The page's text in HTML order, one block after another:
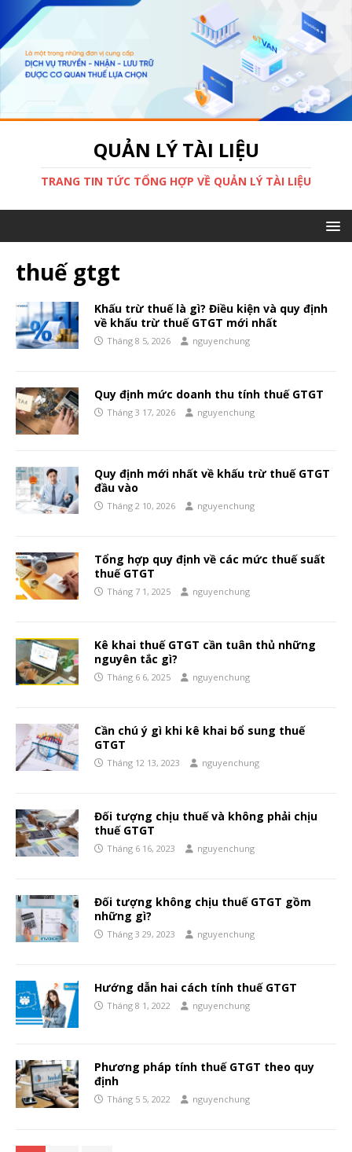
QUẢN LÝ TÀI LIỆU
TRANG TIN TỨC TỔNG HỢP VỀ QUẢN LÝ TÀI LIỆU
thuế gtgt
Khấu trừ thuế là gì? Điều kiện và quy định
về khấu trừ thuế GTGT mới nhất
Tháng 8 5, 2026 nguyenchung
Quy định mức doanh thu tính thuế GTGT
Tháng 3 17, 2026 nguyenchung
Quy định mới nhất về khấu trừ thuế GTGT
đầu vào
Tháng 2 10, 2026 nguyenchung
Tổng hợp quy định về các mức thuế suất
thuế GTGT
Tháng 7 1, 2025 nguyenchung
Kê khai thuế GTGT cần tuân thủ những
nguyên tắc gì?
Tháng 6 6, 2025 nguyenchung
Cần chú ý gì khi kê khai bổ sung thuế
GTGT
Tháng 12 13, 2023 nguyenchung
Đối tượng chịu thuế và không phải chịu
thuế GTGT
Tháng 6 16, 2023 nguyenchung
Đối tượng không chịu thuế GTGT gồm
những gì?
Tháng 3 29, 2023 nguyenchung
Hướng dẫn hai cách tính thuế GTGT
Tháng 8 1, 2022 nguyenchung
Phương pháp tính thuế GTGT theo quy
định
Tháng 5 5, 2022 nguyenchung